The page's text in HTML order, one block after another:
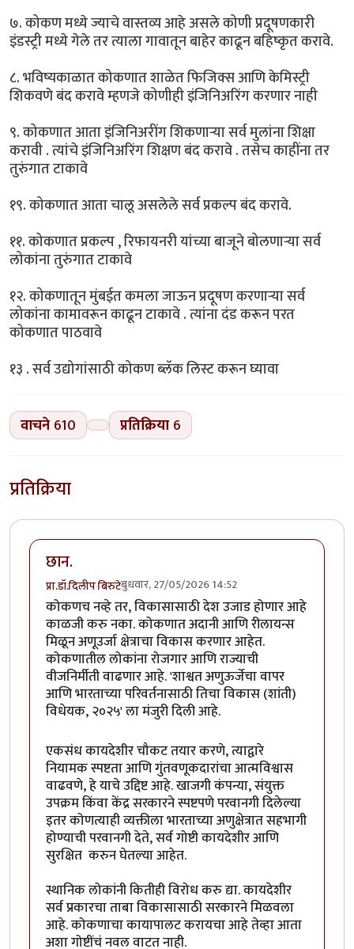
७. कोकण मध्ये ज्याचे वास्तव्य आहे असले कोणी प्रदूषणकारी
इंडस्ट्री मध्ये गेले तर त्याला गावातून बाहेर काढून बहिष्कृत करावे.
८. भविष्यकाळात कोकणात शाळेत फिजिक्स आणि केमिस्ट्री
शिकवणे बंद करावे म्हणजे कोणीही इंजिनिअरिंग करणार नाही
९. कोकणात आता इंजिनिअरींग शिकणाऱ्या सर्व मुलांना शिक्षा
करावी . त्यांचे इंजिनिअरिंग शिक्षण बंद करावे . तसेच काहींना तर
तुरुंगात टाकावे
१९. कोकणात आता चालू असलेले सर्व प्रकल्प बंद करावे.
११. कोकणात प्रकल्प , रिफायनरी यांच्या बाजूने बोलणाऱ्या सर्व
लोकांना तुरुंगात टाकावे
१२. कोकणातून मुंबईत कमला जाऊन प्रदूषण करणाऱ्या सर्व
लोकांना कामावरून काढून टाकावे . त्यांना दंड करून परत
कोकणात पाठवावे
१३ . सर्व उद्योगांसाठी कोकण ब्लॅक लिस्ट करून घ्यावा
वाचने 610 प्रतिक्रिया 6
प्रतिक्रिया
छान.
प्रा.डॉ.दिलीप बिरुटेबुधवार, 27/05/2026 14:52
कोकणच नव्हे तर, विकासासाठी देश उजाड होणार आहे
काळजी करु नका. कोकणात अदानी आणि रीलायन्स
मिळून अणूउर्जा क्षेत्राचा विकास करणार आहेत.
कोकणातील लोकांना रोजगार आणि राज्याची
वीजनिर्मीती वाढणार आहे. 'शाश्वत अणुऊर्जेचा वापर
आणि भारताच्या परिवर्तनासाठी तिचा विकास (शांती)
विधेयक, २०२५' ला मंजुरी दिली आहे.
एकसंध कायदेशीर चौकट तयार करणे, त्याद्वारे
नियामक स्पष्टता आणि गुंतवणूकदारांचा आत्मविश्वास
वाढवणे, हे याचे उद्दिष्ट आहे. खाजगी कंपन्या, संयुक्त
उपक्रम किंवा केंद्र सरकारने स्पष्टपणे परवानगी दिलेल्या
इतर कोणत्याही व्यक्तीला भारताच्या अणुक्षेत्रात सहभागी
होण्याची परवानगी देते, सर्व गोष्टी कायदेशीर आणि
सुरक्षित करुन घेतल्या आहेत.
स्थानिक लोकांनी कितीही विरोध करु द्या. कायदेशीर
सर्व प्रकारचा ताबा विकासासाठी सरकारने मिळवला
आहे. कोकणाचा कायापालट करायचा आहे तेव्हा आता
अशा गोष्टींचं नवल वाटत नाही.